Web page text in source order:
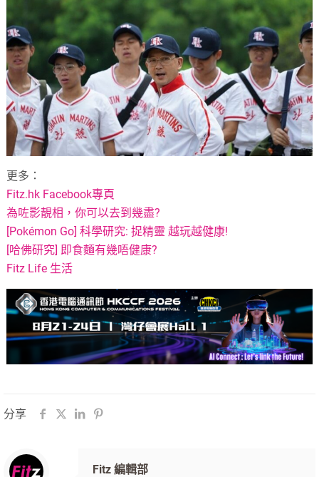
更多：
Fitz.hk Facebook專頁
為咗影靚相，你可以去到幾盡?
[Pokémon Go] 科學研究: 捉精靈 越玩越健康!
[哈佛研究] 即食麵有幾唔健康?
Fitz Life 生活
分享
Fitz 編輯部